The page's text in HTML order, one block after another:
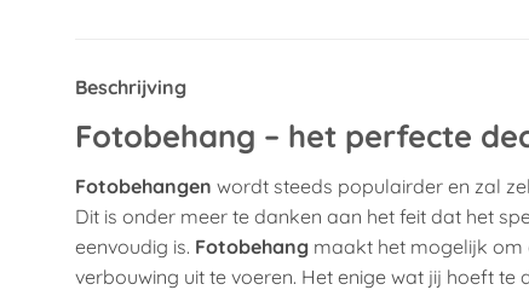
Beschrijving
Fotobehang – het perfecte
Fotobehangen wordt steeds populairder en zal
Dit is onder meer te danken aan het feit dat het
eenvoudig is. Fotobehang maakt het mogelijk om
verbouwing uit te voeren. Het enige wat jij hoeft